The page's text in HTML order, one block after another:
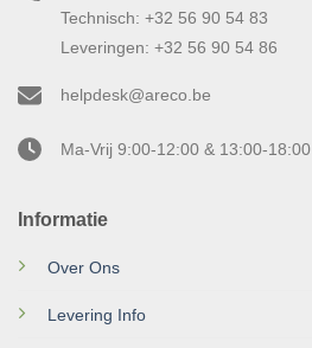
Informatie
Over Ons
Levering Info
Technisch: +32 56 90 54 83
Leveringen: +32 56 90 54 86
helpdesk@areco.be
Ma-Vrij 9:00-12:00 & 13:00-18:00